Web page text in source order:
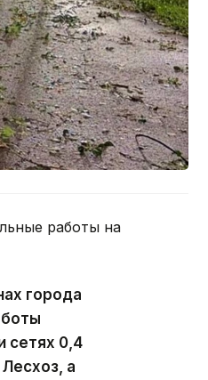
работы на
города
сетях 0,4
а